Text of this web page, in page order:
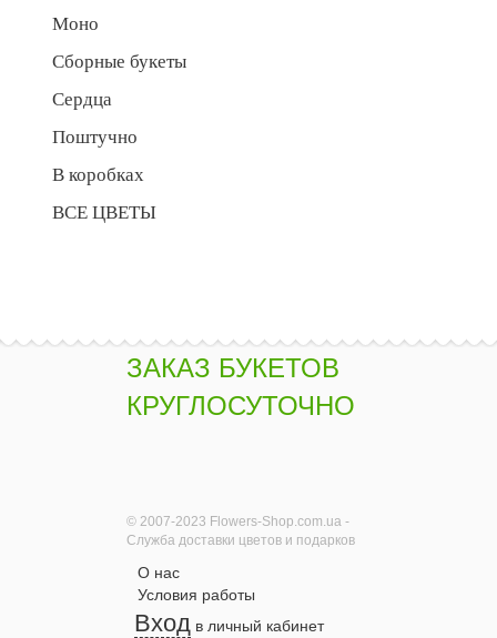
Моно
Сборные букеты
Сердца
Поштучно
В коробках
ВСЕ ЦВЕТЫ
ЗАКАЗ БУКЕТОВ
КРУГЛОСУТОЧНО
© 2007-2023 Flowers-Shop.com.ua -
Служба доставки цветов и подарков
О нас
Условия работы
Вход в личный кабинет